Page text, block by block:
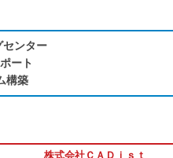
ンター
ート
構築
株式会社ＣＡＤｉｓｔ